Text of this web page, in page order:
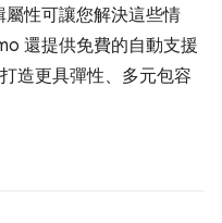
屬性可讓您解決這些情
還提供免費的自動支援
造更具彈性、多元包容